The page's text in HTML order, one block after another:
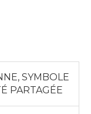
SYMBOLE
PARTAGÉE